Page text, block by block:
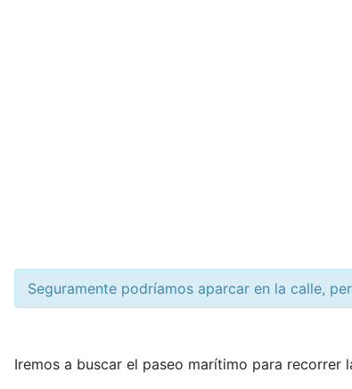
Seguramente podríamos aparcar en la calle,
Iremos a buscar el paseo marítimo para recorrer